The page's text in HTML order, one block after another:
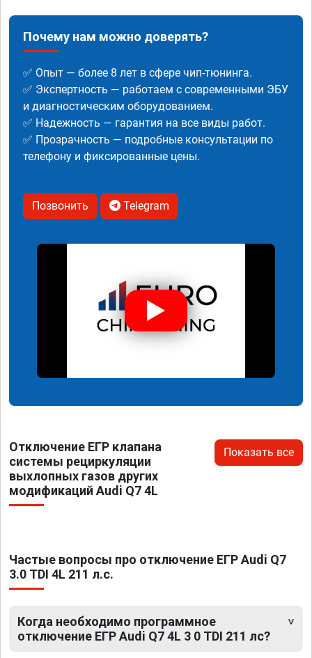
Почему нам можно доверять?
✅ Опыт — более 8 лет в сфере чип-тюнинга.
✅ Экспертность — работаем с современными ЭБУ
и диагностическим оборудованием.
✅ Надежность — гарантия на все виды работ.
✅ Прозрачность — подробные консультации по
телефону и фиксированные цены.
Позвонить Telegram
Отключение ЕГР клапана
системы рециркуляции
выхлопных газов других
модификаций Audi Q7 4L
Показать все
Частые вопросы про отключение ЕГР Audi Q7
3.0 TDI 4L 211 л.с.
Когда необходимо программное
отключение ЕГР Audi Q7 4L 3 0 TDI 211 лс?